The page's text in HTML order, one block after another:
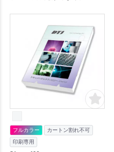
ることができるので、オリジ
ナルのメモ帳が作成できま
フルカラー
カートン割れ不可
印刷専用